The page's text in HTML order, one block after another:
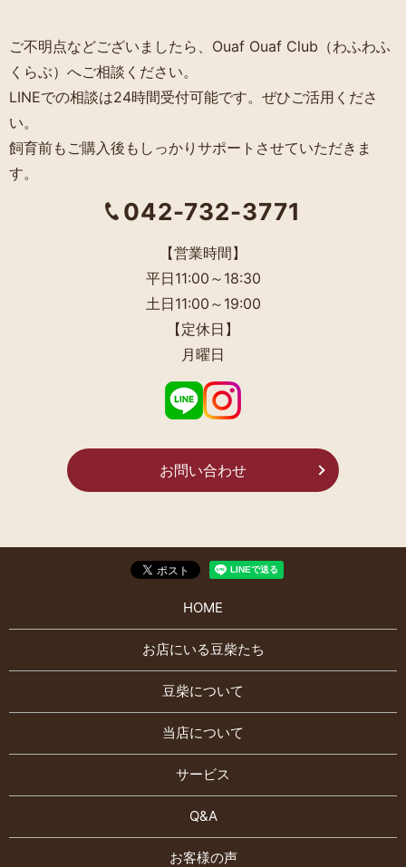
ご不明点などございましたら、Ouaf Ouaf Club（わふわふ
くらぶ）へご相談ください。
LINEでの相談は24時間受付可能です。ぜひご活用くださ
い。
飼育前もご購入後もしっかりサポートさせていただきま
す。
042-732-3771
【営業時間】
平日11:00～18:30
土日11:00～19:00
【定休日】
月曜日
お問い合わせ
HOME
お店にいる豆柴たち
豆柴について
当店について
サービス
Q&A
お客様の声